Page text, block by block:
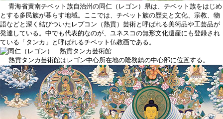
青海省黄南チベット族自治州の同仁（レゴン）県は、チベット族をはじめ
とする多民族が暮らす地域。ここでは、チベット族の歴史と文化、宗教、物
語などと深く結びついたレプコン（熱貢）芸術と呼ばれる美術品や工芸品が
発達している。中でも代表的なのが、ユネスコの無形文化遺産にも登録され
ている「タンカ」と呼ばれるチベット仏教画である。
熱貢タンカ芸術館はレゴン中心所在地の隆務鎮の中心部に位置する。